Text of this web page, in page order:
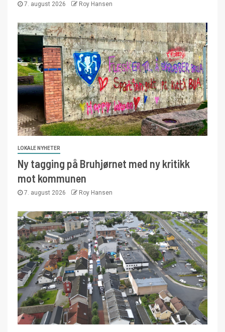
7. august 2026 Roy Hansen
LOKALE NYHETER
Ny tagging på Bruhjørnet med ny kritikk
mot kommunen
7. august 2026 Roy Hansen